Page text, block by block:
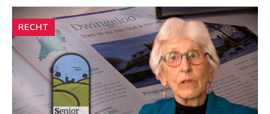
Andere
artikelen
RECHT